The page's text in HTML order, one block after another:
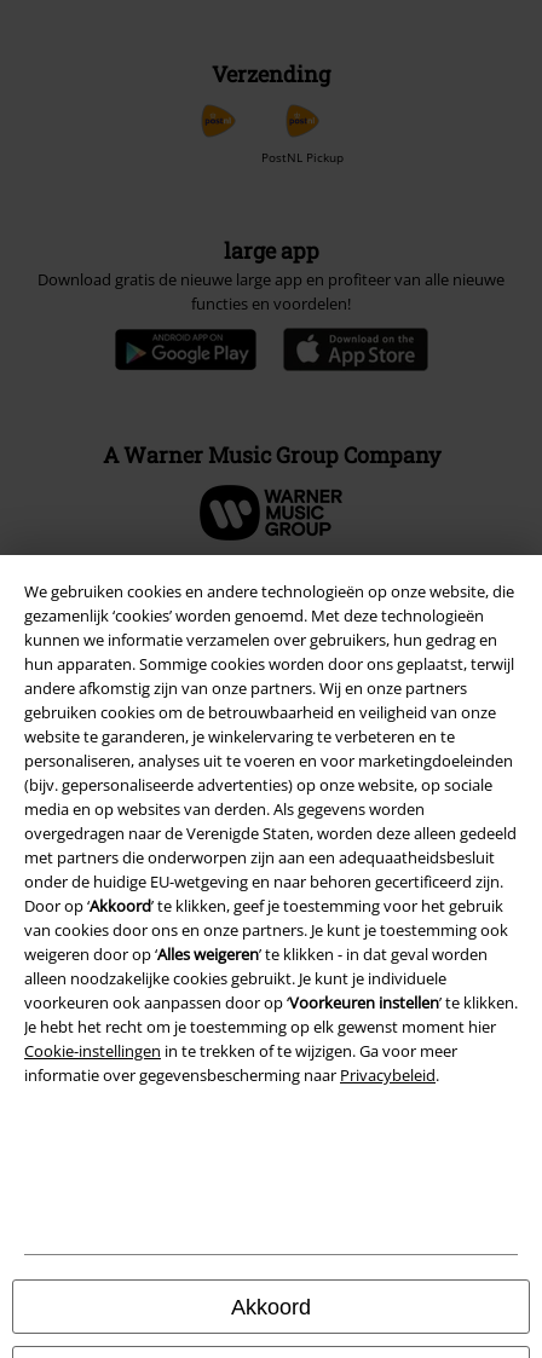
We gebruiken cookies en andere technologieën op onze website, die
gezamenlijk ‘cookies’ worden genoemd. Met deze technologieën
kunnen we informatie verzamelen over gebruikers, hun gedrag en
hun apparaten. Sommige cookies worden door ons geplaatst, terwijl
andere afkomstig zijn van onze partners. Wij en onze partners
gebruiken cookies om de betrouwbaarheid en veiligheid van onze
website te garanderen, je winkelervaring te verbeteren en te
personaliseren, analyses uit te voeren en voor marketingdoeleinden
(bijv. gepersonaliseerde advertenties) op onze website, op sociale
media en op websites van derden. Als gegevens worden
overgedragen naar de Verenigde Staten, worden deze alleen gedeeld
met partners die onderworpen zijn aan een adequaatheidsbesluit
onder de huidige EU-wetgeving en naar behoren gecertificeerd zijn.
Door op ‘Akkoord’ te klikken, geef je toestemming voor het gebruik
van cookies door ons en onze partners. Je kunt je toestemming ook
weigeren door op ‘Alles weigeren’ te klikken - in dat geval worden
alleen noodzakelijke cookies gebruikt. Je kunt je individuele
voorkeuren ook aanpassen door op ‘Voorkeuren instellen’ te klikken.
Je hebt het recht om je toestemming op elk gewenst moment hier
Cookie-instellingen in te trekken of te wijzigen. Ga voor meer
informatie over gegevensbescherming naar Privacybeleid.
Akkoord
Verzending
PostNL Pickup
large app
Download gratis de nieuwe large app en profiteer van alle nieuwe
functies en voordelen!
A Warner Music Group Company
Beveiliging
Legal
Algemene Voorwaarden
Bedrijfsgegevens
Annuleer bestelling